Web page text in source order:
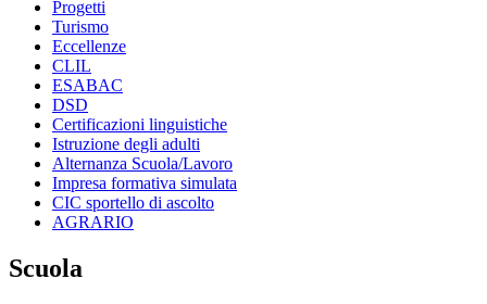
Progetti
Turismo
Eccellenze
CLIL
ESABAC
DSD
Certificazioni linguistiche
Istruzione degli adulti
Alternanza Scuola/Lavoro
Impresa formativa simulata
CIC sportello di ascolto
AGRARIO
Scuola